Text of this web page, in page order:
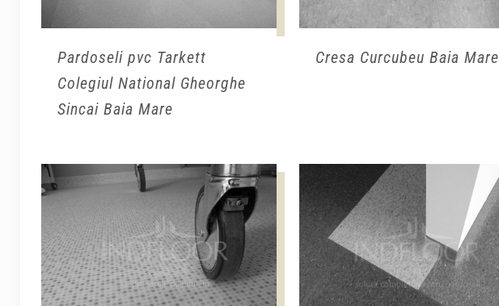
Pardoseli pvc Tarkett
Colegiul National Gheorghe
Sincai Baia Mare
Cresa Curcubeu Baia Mare